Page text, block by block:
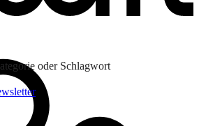
oder Schlagwort